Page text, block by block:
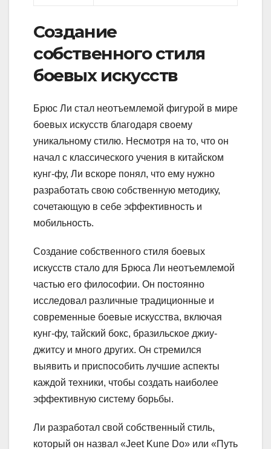
Создание
собственного стиля
боевых искусств
Брюс Ли стал неотъемлемой фигурой в мире
боевых искусств благодаря своему
уникальному стилю. Несмотря на то, что он
начал с классического учения в китайском
кунг-фу, Ли вскоре понял, что ему нужно
разработать свою собственную методику,
сочетающую в себе эффективность и
мобильность.
Создание собственного стиля боевых
искусств стало для Брюса Ли неотъемлемой
частью его философии. Он постоянно
исследовал различные традиционные и
современные боевые искусства, включая
кунг-фу, тайский бокс, бразильское джиу-
джитсу и много других. Он стремился
выявить и приспособить лучшие аспекты
каждой техники, чтобы создать наиболее
эффективную систему борьбы.
Ли разработал свой собственный стиль,
который он назвал «Jeet Kune Do» или «Путь